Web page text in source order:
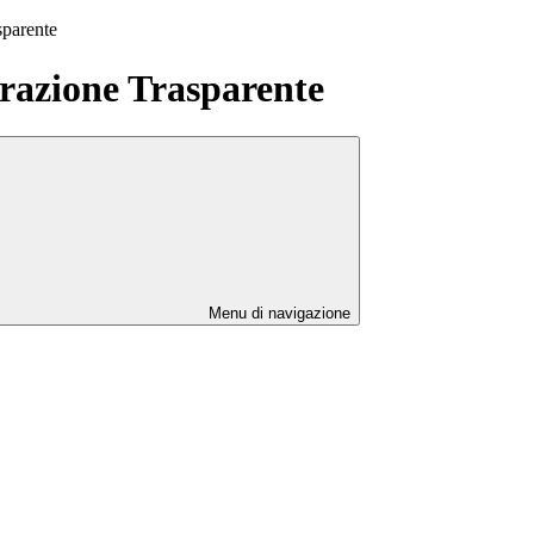
Trasparente
Menu di navigazione